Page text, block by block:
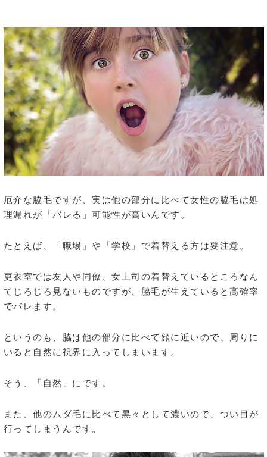
厄介な脇毛ですが、実は他の部分に比べて女性の脇毛は処
理漏れが「バレる」可能性が高いんです。
たとえば、「職場」や「学校」で着替える方は要注意。
更衣室では友人や同僚、女上司の着替えているところなん
てじろじろ見ないものですが、脇毛が生えていると高確率
でバレます。
というのも、脇は他の部分に比べて顔に近いので、周りに
いると自然に視界に入ってしまいます。
そう、「自然」にです。
また、他のムダ毛に比べて黒々として濃いので、つい目が
行ってしまうんです。